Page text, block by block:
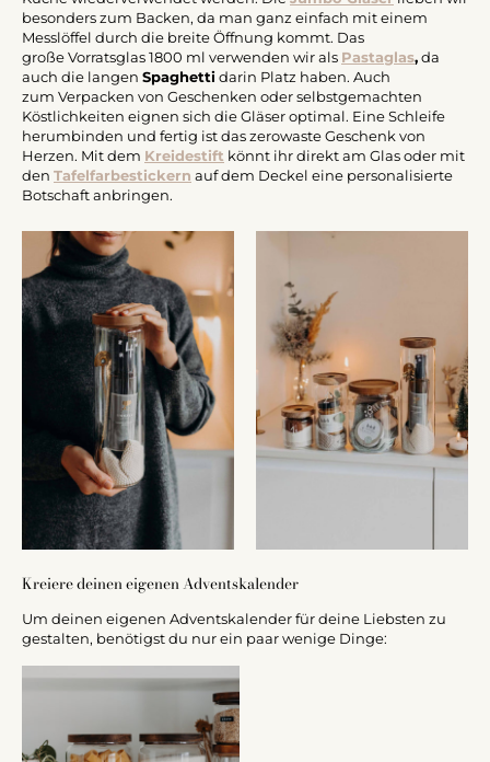
besonders zum Backen, da man ganz einfach mit einem
Messlöffel durch die breite Öffnung kommt. Das
große Vorratsglas 1800 ml verwenden wir als Pastaglas, da
auch die langen Spaghetti darin Platz haben. Auch
zum Verpacken von Geschenken oder selbstgemachten
Köstlichkeiten eignen sich die Gläser optimal. Eine Schleife
herumbinden und fertig ist das zerowaste Geschenk von
Herzen. Mit dem Kreidestift könnt ihr direkt am Glas oder mit
den Tafelfarbestickern auf dem Deckel eine personalisierte
Botschaft anbringen.
Kreiere deinen eigenen Adventskalender
Um deinen eigenen Adventskalender für deine Liebsten zu
gestalten, benötigst du nur ein paar wenige Dinge: